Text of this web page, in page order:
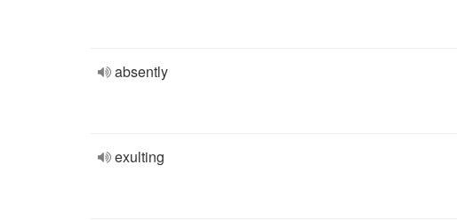
absently
exulting